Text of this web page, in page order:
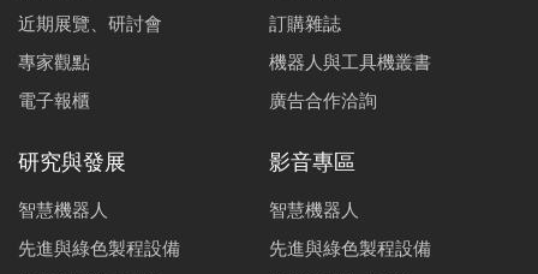
近期展覽、研討會
專家觀點
電子報櫃
訂購雜誌
機器人與工具機叢書
廣告合作洽詢
研究與發展
智慧機器人
先進與綠色製程設備
影音專區
智慧機器人
先進與綠色製程設備